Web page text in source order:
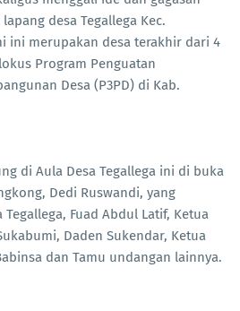
desa Tegallega Kec.
ini merupakan desa terakhir dari 4
Program Penguatan
Desa (P3PD) di Kab.
di Aula Desa Tegallega ini di buka
Dedi Ruswandi, yang
Fuad Abdul Latif, Ketua
Daden Sukendar, Ketua
dan Tamu undangan lainnya.